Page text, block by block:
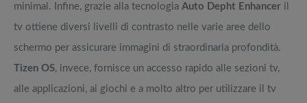
minimal. Infine, grazie alla tecnologia Auto Depht Enhancer il
tv ottiene diversi livelli di contrasto nelle varie aree dello
schermo per assicurare immagini di straordinaria profondità.
Tizen OS, invece, fornisce un accesso rapido alle sezioni tv,
alle applicazioni, ai giochi e a molto altro per utilizzare il tv